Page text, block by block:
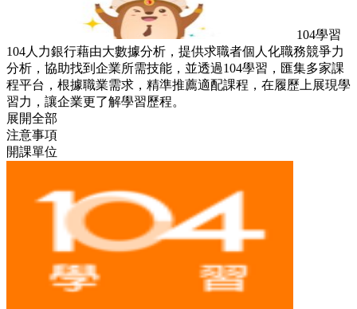
104學習
104人力銀行藉由大數據分析，提供求職者個人化職務競爭力
分析，協助找到企業所需技能，並透過104學習，匯集多家課
程平台，根據職業需求，精準推薦適配課程，在履歷上展現學
習力，讓企業更了解學習歷程。
展開全部
注意事項
開課單位